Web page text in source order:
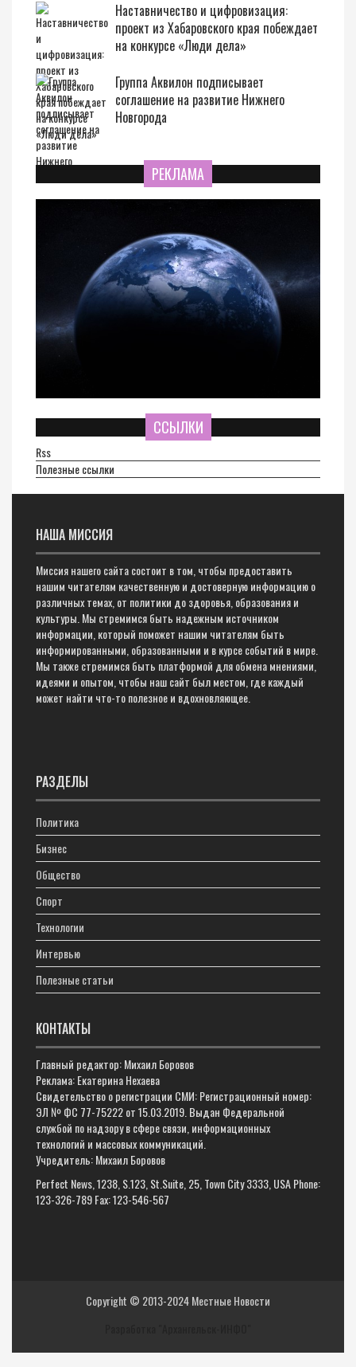
Наставничество и цифровизация:
проект из Хабаровского края побеждает
на конкурсе «Люди дела»
Группа Аквилон подписывает
соглашение на развитие Нижнего
Новгорода
РЕКЛАМА
ССЫЛКИ
Rss
Полезные ссылки
НАША МИССИЯ
Миссия нашего сайта состоит в том, чтобы предоставить
нашим читателям качественную и достоверную информацию о
различных темах, от политики до здоровья, образования и
культуры. Мы стремимся быть надежным источником
информации, который поможет нашим читателям быть
информированными, образованными и в курсе событий в мире.
Мы также стремимся быть платформой для обмена мнениями,
идеями и опытом, чтобы наш сайт был местом, где каждый
может найти что-то полезное и вдохновляющее.
РАЗДЕЛЫ
Политика
Бизнес
Общество
Спорт
Технологии
Интервью
Полезные статьи
КОНТАКТЫ
Главный редактор: Михаил Боровов
Реклама: Екатерина Нехаева
Свидетельство о регистрации СМИ: Регистрационный номер:
ЭЛ № ФС 77-75222 от 15.03.2019. Выдан Федеральной
службой по надзору в сфере связи, информационных
технологий и массовых коммуникаций.
Учредитель: Михаил Боровов
Perfect News, 1238, S.123, St.Suite, 25, Town City 3333, USA Phone:
123-326-789 Fax: 123-546-567
Copyright © 2013-2024Местные Новости